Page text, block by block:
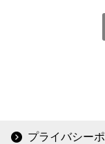
プライバシー